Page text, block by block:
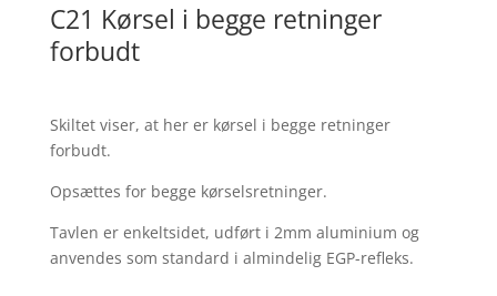
C21 Kørsel i begge retninger
forbudt
Skiltet viser, at her er kørsel i begge retninger
forbudt.
Opsættes for begge kørselsretninger.
Tavlen er enkeltsidet, udført i 2mm aluminium og
anvendes som standard i almindelig EGP-refleks.